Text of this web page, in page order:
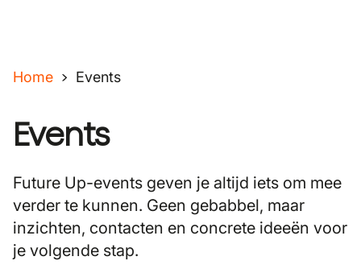
Home Events
Events
Future Up-events geven je altijd iets om mee
verder te kunnen. Geen gebabbel, maar
inzichten, contacten en concrete ideeën voor
je volgende stap.